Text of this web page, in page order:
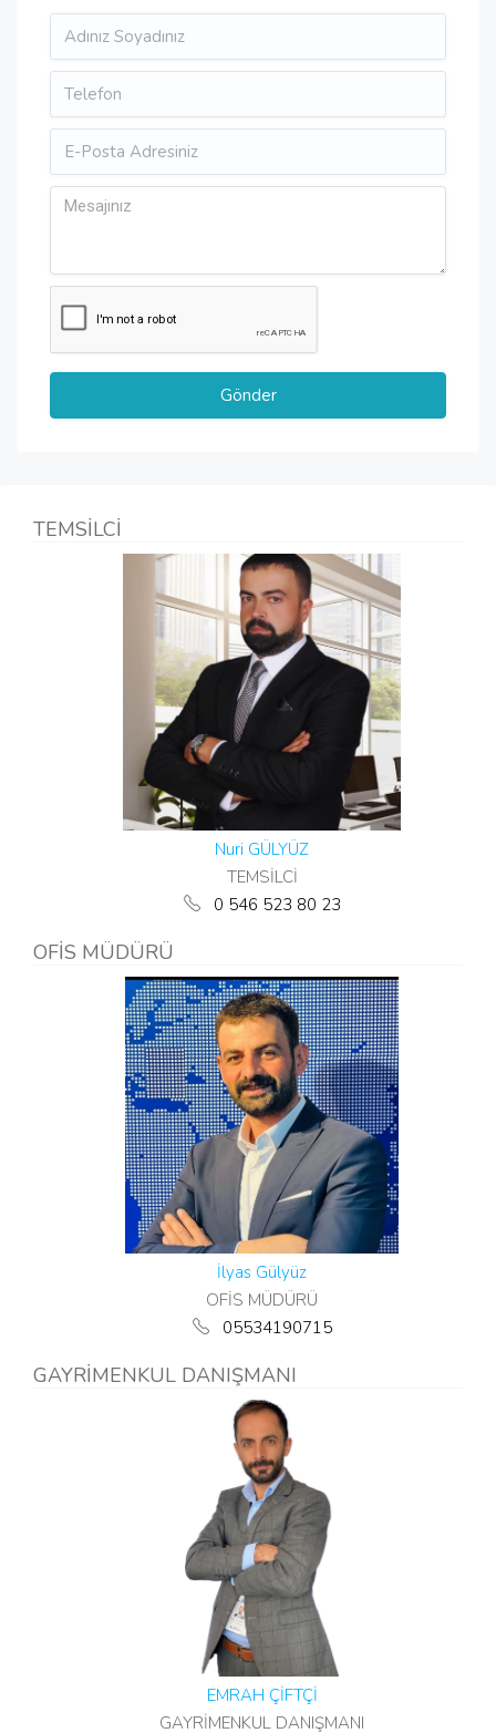
TEMSİLCİ
Nuri GÜLYÜZ
TEMSİLCİ
0 546 523 80 23
OFİS MÜDÜRÜ
İlyas Gülyüz
OFİS MÜDÜRÜ
05534190715
GAYRİMENKUL DANIŞMANI
EMRAH ÇİFTÇİ
GAYRİMENKUL DANIŞMANI